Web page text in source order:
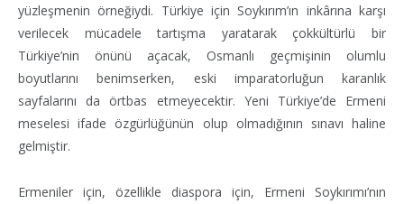
yüzleşmenin örneğiydi. Türkiye için Soykırım’ın inkârına karşı
verilecek mücadele tartışma yaratarak çokkültürlü bir
Türkiye’nin önünü açacak, Osmanlı geçmişinin olumlu
boyutlarını benimserken, eski imparatorluğun karanlık
sayfalarını da örtbas etmeyecektir. Yeni Türkiye’de Ermeni
meselesi ifade özgürlüğünün olup olmadığının sınavı haline
gelmiştir.
Ermeniler için, özellikle diaspora için, Ermeni Soykırımı’nın